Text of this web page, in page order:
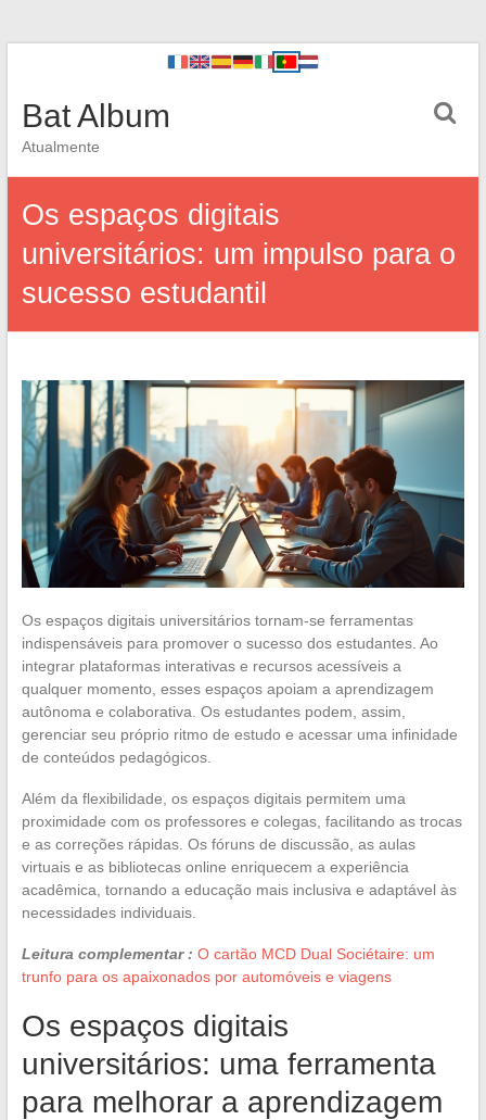
Bat Album
Atualmente
Os espaços digitais
universitários: um impulso para o
sucesso estudantil
Os espaços digitais universitários tornam-se ferramentas
indispensáveis para promover o sucesso dos estudantes. Ao
integrar plataformas interativas e recursos acessíveis a
qualquer momento, esses espaços apoiam a aprendizagem
autônoma e colaborativa. Os estudantes podem, assim,
gerenciar seu próprio ritmo de estudo e acessar uma infinidade
de conteúdos pedagógicos.
Além da flexibilidade, os espaços digitais permitem uma
proximidade com os professores e colegas, facilitando as trocas
e as correções rápidas. Os fóruns de discussão, as aulas
virtuais e as bibliotecas online enriquecem a experiência
acadêmica, tornando a educação mais inclusiva e adaptável às
necessidades individuais.
Leitura complementar : O cartão MCD Dual Sociétaire: um
trunfo para os apaixonados por automóveis e viagens
Os espaços digitais
universitários: uma ferramenta
para melhorar a aprendizagem